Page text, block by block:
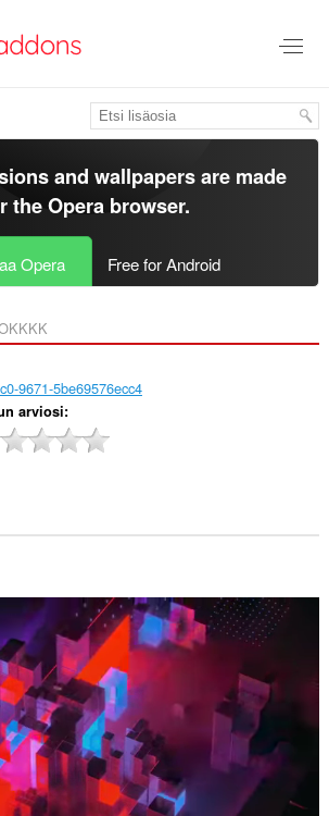
and wallpapers are made
theOpera browser.
Opera Free for Android
9671-5be69576ecc4
arviosi